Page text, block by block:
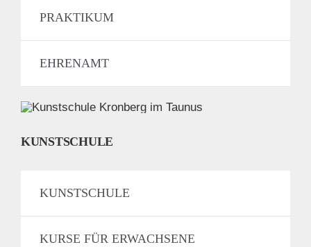
PRAKTIKUM
EHRENAMT
KUNSTSCHULE
KUNSTSCHULE
KURSE FÜR ERWACHSENE